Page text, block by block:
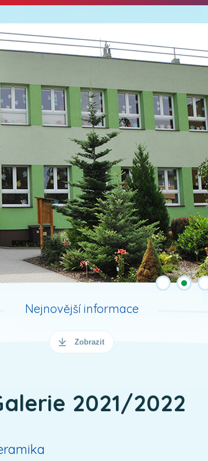
Nejnovější informace
Zobrazit
2021/2022